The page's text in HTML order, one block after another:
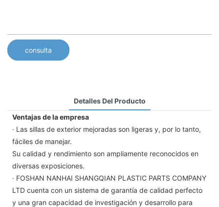
consulta
Detalles Del Producto
Ventajas de la empresa
· Las sillas de exterior mejoradas son ligeras y, por lo tanto,
fáciles de manejar.
Su calidad y rendimiento son ampliamente reconocidos en
diversas exposiciones.
· FOSHAN NANHAI SHANGQIAN PLASTIC PARTS COMPANY
LTD cuenta con un sistema de garantía de calidad perfecto
y una gran capacidad de investigación y desarrollo para